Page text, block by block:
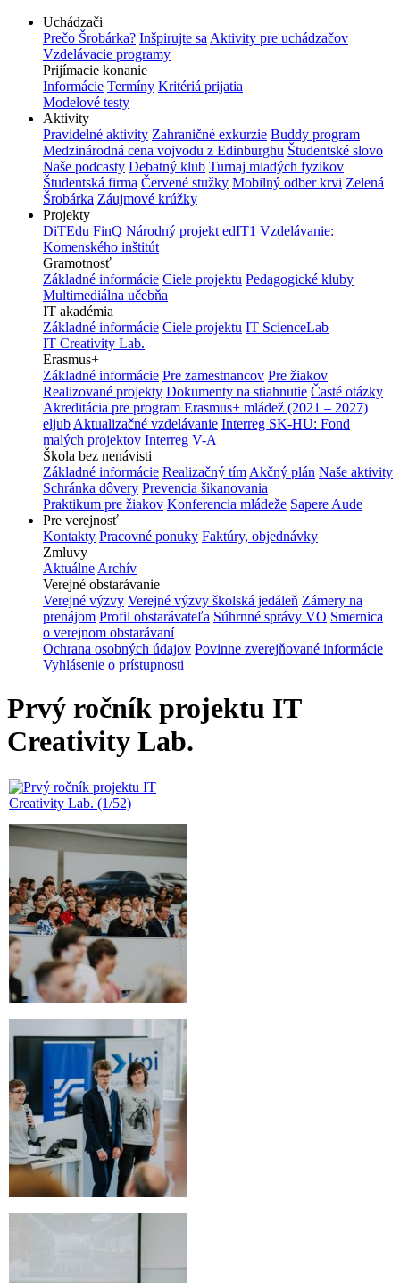
Uchádzači
Prečo Šrobárka? Inšpirujte sa Aktivity pre uchádzačov
Vzdelávacie programy
Prijímacie konanie
Informácie Termíny Kritériá prijatia
Modelové testy
Aktivity
Pravidelné aktivity Zahraničné exkurzie Buddy program
Medzinárodná cena vojvodu z Edinburghu Študentské slovo
Naše podcasty Debatný klub Turnaj mladých fyzikov
Študentská firma Červené stužky Mobilný odber krvi Zelená
Šrobárka Záujmové krúžky
Projekty
DiTEdu FinQ Národný projekt edIT1 Vzdelávanie:
Komenského inštitút
Gramotnosť
Základné informácie Ciele projektu Pedagogické kluby
Multimediálna učebňa
IT akadémia
Základné informácie Ciele projektu IT ScienceLab
IT Creativity Lab.
Erasmus+
Základné informácie Pre zamestnancov Pre žiakov
Realizované projekty Dokumenty na stiahnutie Časté otázky
Akreditácia pre program Erasmus+ mládež (2021 – 2027)
eljub Aktualizačné vzdelávanie Interreg SK-HU: Fond
malých projektov Interreg V-A
Škola bez nenávisti
Základné informácie Realizačný tím Akčný plán Naše aktivity
Schránka dôvery Prevencia šikanovania
Praktikum pre žiakov Konferencia mládeže Sapere Aude
Pre verejnosť
Kontakty Pracovné ponuky Faktúry, objednávky
Zmluvy
Aktuálne Archív
Verejné obstarávanie
Verejné výzvy Verejné výzvy školská jedáleň Zámery na
prenájom Profil obstarávateľa Súhrnné správy VO Smernica
o verejnom obstarávaní
Ochrana osobných údajov Povinne zverejňované informácie
Vyhlásenie o prístupnosti
Prvý ročník projektu IT
Creativity Lab.